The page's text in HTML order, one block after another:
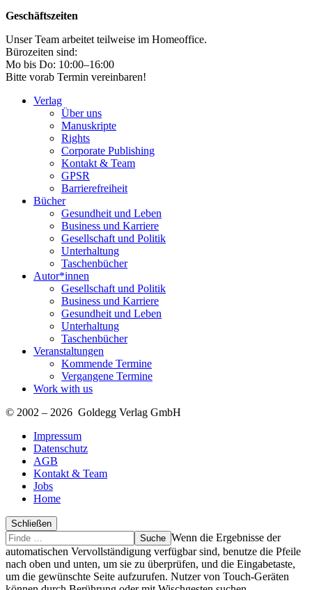
Geschäftszeiten
Unser Team arbeitet teilweise im Homeoffice.
Bürozeiten sind:
Mo bis Do: 10:00–16:00
Bitte vorab Termin vereinbaren!
Verlag
Über uns
Manuskripte
Rights
Corporate Publishing
Kontakt & Team
GPSR
Barrierefreiheit
Bücher
Gesundheit und Leben
Business und Karriere
Gesellschaft und Politik
Unterhaltung
Taschenbücher
Autor*innen
Gesellschaft und Politik
Business und Karriere
Gesundheit und Leben
Unterhaltung
Taschenbücher
Veranstaltungen
Kommende Termine
Vergangene Termine
Work with us
© 2002 – 2026 Goldegg Verlag GmbH
Impressum
Datenschutz
AGB
Kontakt & Team
Jobs
Home
Schließen
Suche
Finde
…
Wenn die Ergebnisse der
automatischen Vervollständigung verfügbar sind, benutze die Pfeile
nach oben und unten, um sie zu überprüfen, und die Eingabetaste,
um die gewünschte Seite aufzurufen. Nutzer von Touch-Geräten